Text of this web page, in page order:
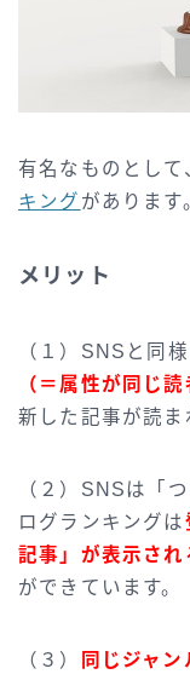
有名なものとして
キング があります
メリット
（１）SNSと同様
（＝属性が同じ読
新した記事が読ま
（２）SNSは「
ログランキングは
記事」が表示さ
ができています。
（３） 同じジャン